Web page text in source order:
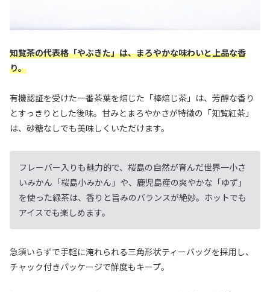
知覧茶の代表格「やぶきた」は、まろやかな味わいと上品な香
り。
有機認証を受けた一番茶葉を焙じた「棒焙じ茶」は、芳醇な香り
とすっきりとした後味。甘みとまろやかさが特徴の「知覧紅茶」
は、砂糖なしでも美味しくいただけます。
フレーバー入りも魅力的で、桜島の自然が育んだ世界一小さ
いみかん「桜島小みかん」や、鹿児島産の爽やかな「ゆず」
を使った緑茶は、香りと旨みのバランスが絶妙。ホットでも
アイスでも楽しめます。
急須いらずで手軽に淹れられる三角形状ティーバッグを採用し、
チャック付きパッケージで鮮度もキープ。